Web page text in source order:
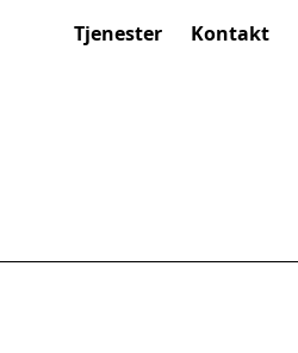
Tjenester Kontakt